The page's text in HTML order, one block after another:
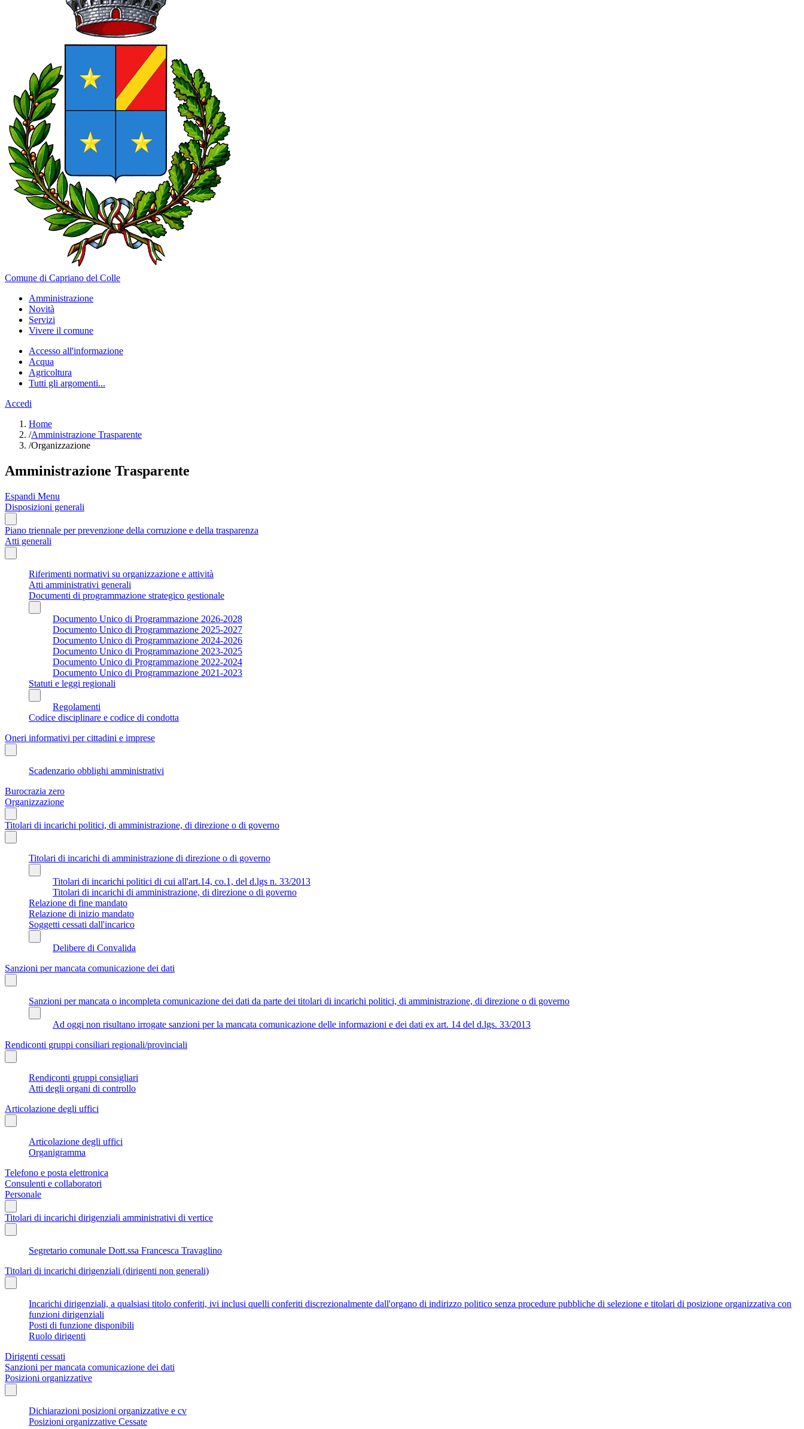
Comune di Capriano del Colle
Amministrazione
Novità
Servizi
Vivere il comune
Accesso all'informazione
Acqua
Agricoltura
Tutti gli argomenti...
Accedi
Home
/Amministrazione Trasparente
/Organizzazione
Amministrazione Trasparente
Espandi Menu
Disposizioni generali
Piano triennale per prevenzione della corruzione e della trasparenza
Atti generali
Riferimenti normativi su organizzazione e attività
Atti amministrativi generali
Documenti di programmazione strategico gestionale
Documento Unico di Programmazione 2026-2028
Documento Unico di Programmazione 2025-2027
Documento Unico di Programmazione 2024-2026
Documento Unico di Programmazione 2023-2025
Documento Unico di Programmazione 2022-2024
Documento Unico di Programmazione 2021-2023
Statuti e leggi regionali
Regolamenti
Codice disciplinare e codice di condotta
Oneri informativi per cittadini e imprese
Scadenzario obblighi amministrativi
Burocrazia zero
Organizzazione
Titolari di incarichi politici, di amministrazione, di direzione o di governo
Titolari di incarichi di amministrazione di direzione o di governo
Titolari di incarichi politici di cui all'art.14, co.1, del d.lgs n. 33/2013
Titolari di incarichi di amministrazione, di direzione o di governo
Relazione di fine mandato
Relazione di inizio mandato
Soggetti cessati dall'incarico
Delibere di Convalida
Sanzioni per mancata comunicazione dei dati
Sanzioni per mancata o incompleta comunicazione dei dati da parte dei titolari di incarichi politici, di amministrazione, di direzione o di governo
Ad oggi non risultano irrogate sanzioni per la mancata comunicazione delle informazioni e dei dati ex art. 14 del d.lgs. 33/2013
Rendiconti gruppi consiliari regionali/provinciali
Rendiconti gruppi consigliari
Atti degli organi di controllo
Articolazione degli uffici
Articolazione degli uffici
Organigramma
Telefono e posta elettronica
Consulenti e collaboratori
Personale
Titolari di incarichi dirigenziali amministrativi di vertice
Segretario comunale Dott.ssa Francesca Travaglino
Titolari di incarichi dirigenziali (dirigenti non generali)
Incarichi dirigenziali, a qualsiasi titolo conferiti, ivi inclusi quelli conferiti discrezionalmente dall'organo di indirizzo politico senza procedure pubbliche di selezione e titolari di posizione organizzativa con
funzioni dirigenziali
Posti di funzione disponibili
Ruolo dirigenti
Dirigenti cessati
Sanzioni per mancata comunicazione dei dati
Posizioni organizzative
Dichiarazioni posizioni organizzative e cv
Posizioni organizzative Cessate